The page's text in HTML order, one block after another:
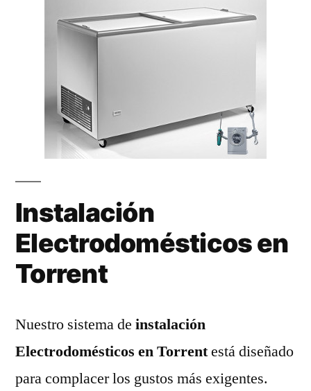
Instalación
Electrodomésticos en
Torrent
Nuestro sistema de instalación
Electrodomésticos en Torrentestá diseñado
para complacer los gustos más exigentes.